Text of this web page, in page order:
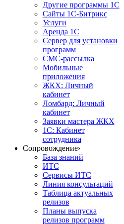
Другие программы 1С
Сайты 1С-Битрикс
Услуги
Аренда 1С
Сервер для установки
программ
СМС-рассылка
Мобильные
приложения
ЖКХ: Личный
кабинет
Ломбард: Личный
кабинет
Заявки мастера ЖКХ
1С: Кабинет
сотрудника
Сопровождение›
База знаний
ИТС
Сервисы ИТС
Линия консультаций
Таблица актуальных
релизов
Планы выпуска
релизов программ